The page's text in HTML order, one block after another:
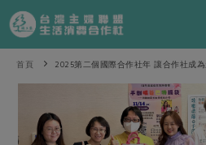
產品分類
一籃菜 當
食材
特別企畫
首頁 2025第二個國際合作社年 讓合作社成